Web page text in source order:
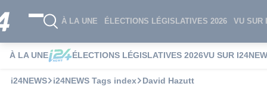
À LA UNE ÉLECTIONS LÉGISLATIVES 2026 VU SUR
À LA UNE ÉLECTIONS LÉGISLATIVES 2026VU SUR
i24NEWS i24NEWS Tags index David Hazutt